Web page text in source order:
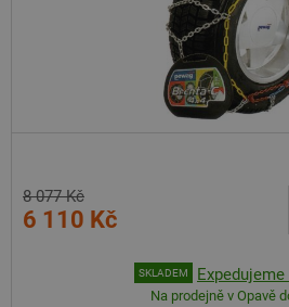
8 077 Kč
6 110 Kč
SKLADEM
Na prodejně v Opavě